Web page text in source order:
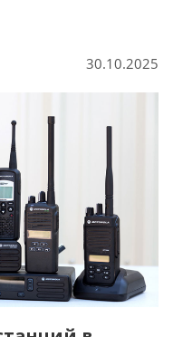
30.10.2025